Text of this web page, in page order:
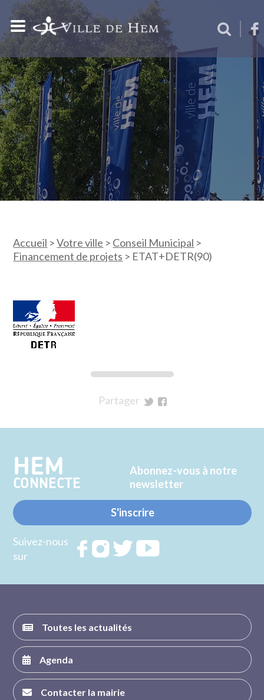
Accueil >Votre ville > Conseil Municipal >
Financement de projets > ETAT+DETR(90)
Partager
Twitter
Facebook
HEM
CONNECTE
Abonnez-vous à notre
newsletter
S'inscrire
Suivez-nous
sur
RejoignezRejoignezRejoignez
Toutes les actualités
Agenda
Contacter la mairie